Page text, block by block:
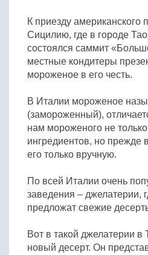
Яйца
К приезду американского
Сицилию, где в городе
состоялся саммит
местные кондитеры
мороженое в его честь.
В Италии мороженое
(замороженный),
нам мороженого не
ингредиентов, но прежде
его только вручную.
По всей Италии очень
заведения – джелатерии,
предложат свежие
Вот в такой джелатерии в
новый десерт. Он